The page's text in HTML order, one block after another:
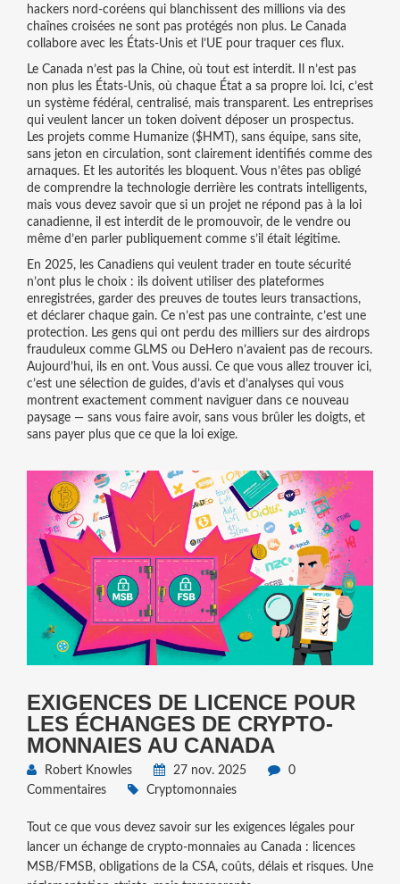
hackers nord-coréens qui blanchissent des millions via des
chaînes croisées ne sont pas protégés non plus. Le Canada
collabore avec les États-Unis et l’UE pour traquer ces flux.
Le Canada n’est pas la Chine, où tout est interdit. Il n’est pas
non plus les États-Unis, où chaque État a sa propre loi. Ici, c’est
un système fédéral, centralisé, mais transparent. Les entreprises
qui veulent lancer un token doivent déposer un prospectus.
Les projets comme Humanize ($HMT), sans équipe, sans site,
sans jeton en circulation, sont clairement identifiés comme des
arnaques. Et les autorités les bloquent. Vous n’êtes pas obligé
de comprendre la technologie derrière les contrats intelligents,
mais vous devez savoir que si un projet ne répond pas à la loi
canadienne, il est interdit de le promouvoir, de le vendre ou
même d’en parler publiquement comme s’il était légitime.
En 2025, les Canadiens qui veulent trader en toute sécurité
n’ont plus le choix : ils doivent utiliser des plateformes
enregistrées, garder des preuves de toutes leurs transactions,
et déclarer chaque gain. Ce n’est pas une contrainte, c’est une
protection. Les gens qui ont perdu des milliers sur des airdrops
frauduleux comme GLMS ou DeHero n’avaient pas de recours.
Aujourd’hui, ils en ont. Vous aussi. Ce que vous allez trouver ici,
c’est une sélection de guides, d’avis et d’analyses qui vous
montrent exactement comment naviguer dans ce nouveau
paysage — sans vous faire avoir, sans vous brûler les doigts, et
sans payer plus que ce que la loi exige.
EXIGENCES DE LICENCE POUR
LES ÉCHANGES DE CRYPTO-
MONNAIES AU CANADA
Robert Knowles 27 nov. 2025
0
Commentaires
Cryptomonnaies
Tout ce que vous devez savoir sur les exigences légales pour
lancer un échange de crypto-monnaies au Canada : licences
MSB/FMSB, obligations de la CSA, coûts, délais et risques. Une